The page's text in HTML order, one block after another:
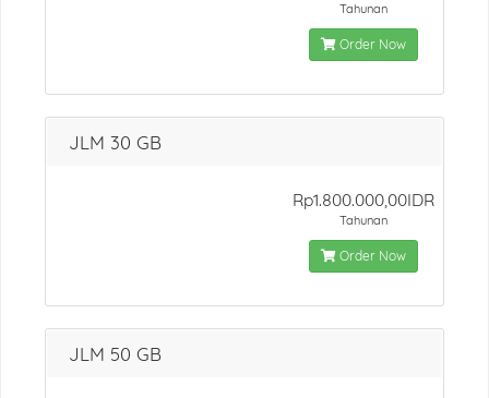
Tahunan
Order Now
JLM 30 GB
Rp1.800.000,00IDR
Tahunan
Order Now
JLM 50 GB